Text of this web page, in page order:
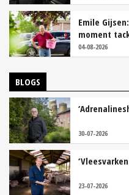
Emile
moment
04-08-2026
BLOGS
30-07-2026
23-07-2026